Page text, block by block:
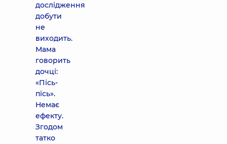
дослідження
добути
не
виходить.
Мама
говорить
дочці:
«Пісь-
пісь».
Немає
ефекту.
Згодом
татко